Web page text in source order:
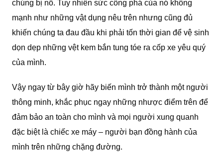
chúng bị nổ. Tuy nhiên sức công phá của nó không
mạnh như những vật dụng nêu trên nhưng cũng đủ
khiến chúng ta đau đầu khi phải tốn thời gian để vệ sinh
dọn dẹp những vệt kem bắn tung tóe ra cốp xe yêu quý
của mình.
Vậy ngay từ bây giờ hãy biến mình trở thành một người
thông minh, khắc phục ngay những nhược điểm trên để
đảm bảo an toàn cho mình và mọi người xung quanh
đặc biệt là chiếc xe máy – người bạn đồng hành của
mình trên những chặng đường.